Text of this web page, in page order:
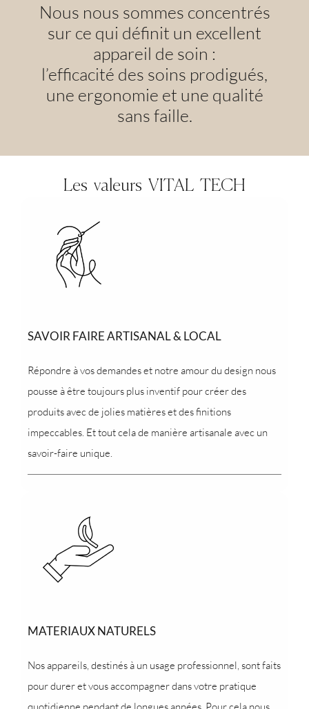
Nous nous sommes concentrés
sur ce qui définit un excellent
appareil de soin :
l’efficacité des soins prodigués,
une ergonomie et une qualité
sans faille.
Les valeurs VITAL TECH
SAVOIR FAIRE ARTISANAL & LOCAL
Répondre à vos demandes et notre amour du design nous
pousse à être toujours plus inventif pour créer des
produits avec de jolies matières et des finitions
impeccables. Et tout cela de manière artisanale avec un
savoir-faire unique.
MATERIAUX NATURELS
Nos appareils, destinés à un usage professionnel, sont faits
pour durer et vous accompagner dans votre pratique